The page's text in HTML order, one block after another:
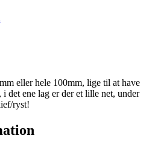
eller hele 100mm, lige til at have
det ene lag er der et lille net, under
ryst!